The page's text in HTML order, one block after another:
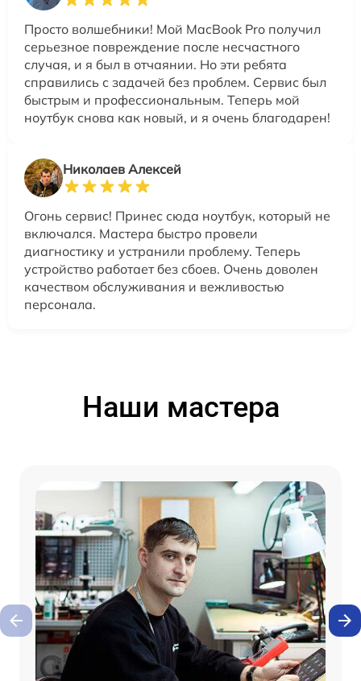
Просто волшебники! Мой MacBook Pro получил
серьезное повреждение после несчастного
случая, и я был в отчаянии. Но эти ребята
справились с задачей без проблем. Сервис был
быстрым и профессиональным. Теперь мой
ноутбук снова как новый, и я очень благодарен!
Николаев Алексей
Огонь сервис! Принес сюда ноутбук, который не
включался. Мастера быстро провели
диагностику и устранили проблему. Теперь
устройство работает без сбоев. Очень доволен
качеством обслуживания и вежливостью
персонала.
Наши мастера